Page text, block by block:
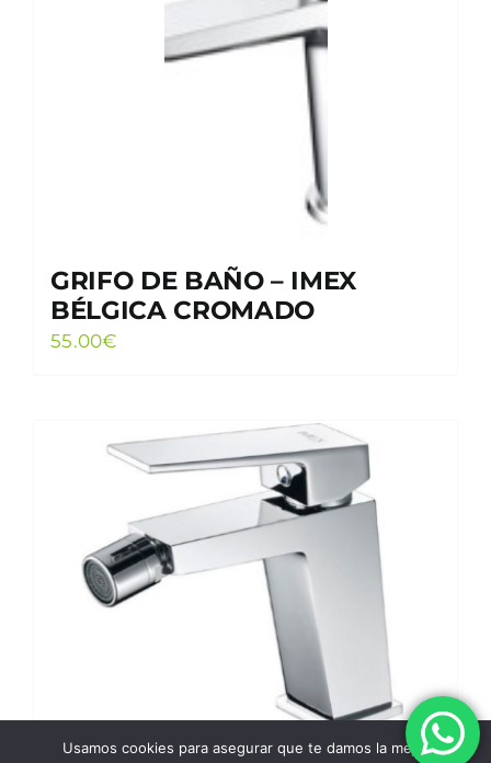
GRIFO DE BAÑO – IMEX
BÉLGICA CROMADO
55.00€
Usamos cookies para asegurar que te damos la mejor